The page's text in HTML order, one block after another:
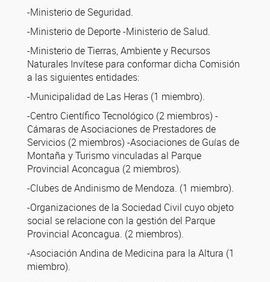
-Ministerio de Seguridad.
-Ministerio de Deporte -Ministerio de Salud.
-Ministerio de Tierras, Ambiente y Recursos
Naturales Invítese para conformar dicha Comisión
a las siguientes entidades:
-Municipalidad de Las Heras (1 miembro).
-Centro Científico Tecnológico (2 miembros) -
Cámaras de Asociaciones de Prestadores de
Servicios (2 miembros) -Asociaciones de Guías de
Montaña y Turismo vinculadas al Parque
Provincial Aconcagua (2 miembros).
-Clubes de Andinismo de Mendoza. (1 miembro).
-Organizaciones de la Sociedad Civil cuyo objeto
social se relacione con la gestión del Parque
Provincial Aconcagua. (2 miembros).
-Asociación Andina de Medicina para la Altura (1
miembro).